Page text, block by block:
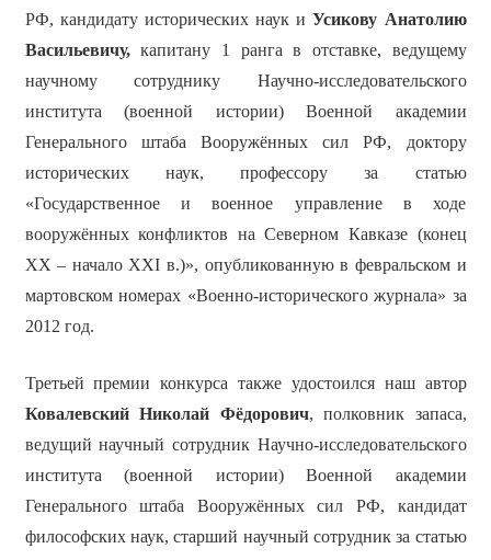
РФ, кандидату исторических наук иУсикову Анатолию
Васильевичу,капитану 1 ранга в отставке, ведущему
научному сотруднику Научно-исследовательского
института (военной истории) Военной академии
Генерального штаба Вооружённых сил РФ, доктору
исторических наук, профессору за статью
«Государственное и военное управление в ходе
вооружённых конфликтов на Северном Кавказе (конец
XX – начало XXI в.)», опубликованную в февральском и
мартовском номерах «Военно-исторического журнала» за
2012 год.
Третьей премии конкурса также удостоился наш автор
Ковалевский Николай Фёдорович, полковник запаса,
ведущий научный сотрудник Научно-исследовательского
института (военной истории) Военной академии
Генерального штаба Вооружённых сил РФ, кандидат
философских наук, старший научный сотрудник за статью